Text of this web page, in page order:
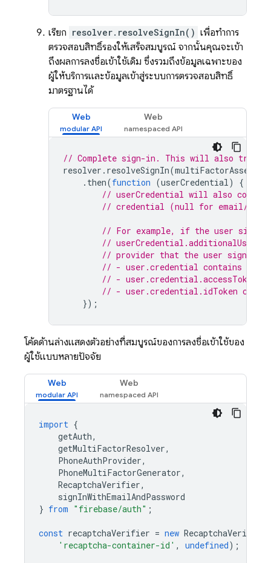
เรียก resolver.resolveSignIn() เพื่อทำการ
ตรวจสอบสิทธิ์รองให้เสร็จสมบูรณ์ จากนั้นคุณจะเข้า
ถึงผลการลงชื่อเข้าใช้เดิม ซึ่งรวมถึงข้อมูลเฉพาะของ
ผู้ให้บริการและข้อมูลเข้าสู่ระบบการตรวจสอบสิทธิ์
มาตรฐานได้
Web Web
// Complete sign-in. This will also
resolver . resolveSignIn(
. then(function (userCredential)
{
// userCredential will also
// credential (null for email/
// For example, if the user
//
// provider that the user signed
// - user.credential contains the
// - user.credential.accessToken
// - user.credential.idToken
});
โค้ดด้านล่างแสดงตัวอย่างที่สมบูรณ์ของการลงชื่อเข้าใช้ของ
ผู้ใช้แบบหลายปัจจัย
Web Web
import {
getAuth,
getMultiFactorResolver,
PhoneAuthProvider,
PhoneMultiFactorGenerator,
RecaptchaVerifier,
signInWithEmailAndPassword
} from "firebase/auth" ;
const recaptchaVerifier = new RecaptchaVerifier
'recaptcha-container-id' , undefined);